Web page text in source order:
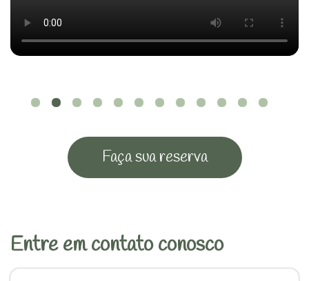
Faça sua reserva
Entre em contato conosco